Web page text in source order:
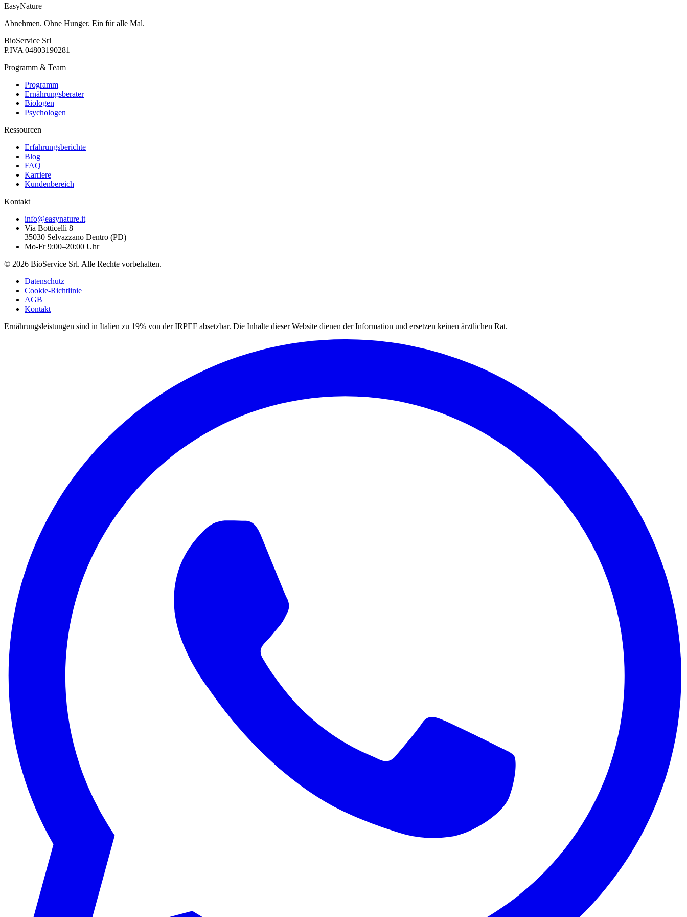
EasyNature
Abnehmen. Ohne Hunger. Ein für alle Mal.
BioService Srl
P.IVA 04803190281
Programm & Team
Programm
Ernährungsberater
Biologen
Psychologen
Ressourcen
Erfahrungsberichte
Blog
FAQ
Karriere
Kundenbereich
Kontakt
info@easynature.it
Via Botticelli 8
35030 Selvazzano Dentro (PD)
Mo-Fr 9:00–20:00 Uhr
© 2026 BioService Srl. Alle Rechte vorbehalten.
Datenschutz
Cookie-Richtlinie
AGB
Kontakt
Ernährungsleistungen sind in Italien zu 19% von der IRPEF absetzbar. Die Inhalte dieser Website dienen der Information und ersetzen keinen ärztlichen Rat.